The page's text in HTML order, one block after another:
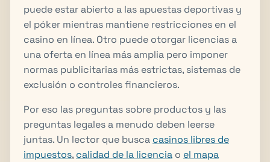
puede estar abierto a las apuestas deportivas y
el póker mientras mantiene restricciones en el
casino en línea. Otro puede otorgar licencias a
una oferta en línea más amplia pero imponer
normas publicitarias más estrictas, sistemas de
exclusión o controles financieros.
Por eso las preguntas sobre productos y las
preguntas legales a menudo deben leerse
juntas. Un lector que busca casinos libres de
impuestos, calidad de la licencia o el mapa